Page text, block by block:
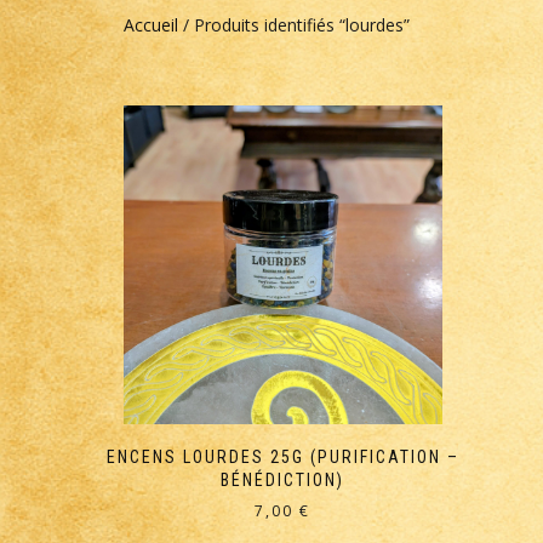
Accueil/ Produits identifiés “lourdes”
ENCENS LOURDES 25G (PURIFICATION –
BÉNÉDICTION)
7,00€